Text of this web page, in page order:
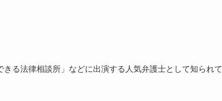
る法律相談所」などに出演する人気弁護士として知られて